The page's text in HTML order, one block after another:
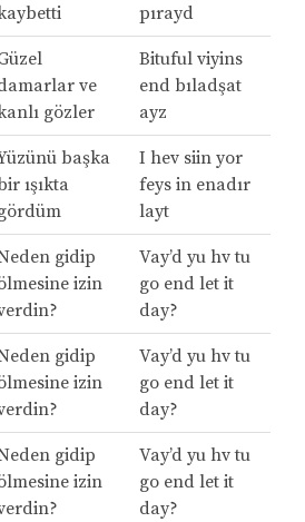
pırayd
ve
gözler
Bituful viyins
end bıladşat
ayz
başka
ışıkta
I hev siin yor
feys in enadır
layt
gidip
izin
Vay’d yu hv tu
go end let it
day?
gidip
izin
Vay’d yu hv tu
go end let it
day?
gidip
izin
Vay’d yu hv tu
go end let it
day?